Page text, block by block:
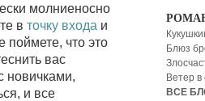
молниеносно
в точку входа и
что это
вас
новичками,
и все
Блюз
Ветер
ВСЕ